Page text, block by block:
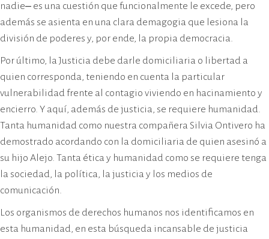
nadie‒ es una cuestión que funcionalmente le excede, pero
además se asienta en una clara demagogia que lesiona la
división de poderes y, por ende, la propia democracia.
Por último, la Justicia debe darle domiciliaria o libertad a
quien corresponda, teniendo en cuenta la particular
vulnerabilidad frente al contagio viviendo en hacinamiento y
encierro. Y aquí, además de justicia, se requiere humanidad.
Tanta humanidad como nuestra compañera Silvia Ontivero ha
demostrado acordando con la domiciliaria de quien asesinó a
su hijo Alejo. Tanta ética y humanidad como se requiere tenga
la sociedad, la política, la justicia y los medios de
comunicación.
Los organismos de derechos humanos nos identificamos en
esta humanidad, en esta búsqueda incansable de justicia